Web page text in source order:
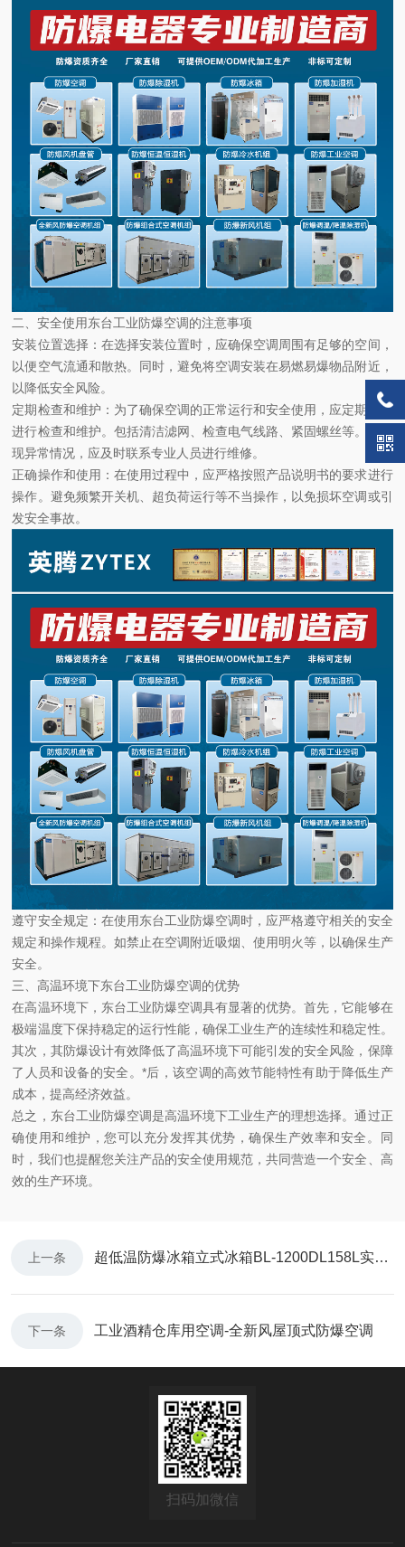
二、安全使用东台工业防爆空调的注意事项
安装位置选择：在选择安装位置时，应确保空调周围有足够的空间，
以便空气流通和散热。同时，避免将空调安装在易燃易爆物品附近，
以降低安全风险。
定期检查和维护：为了确保空调的正常运行和安全使用，应定期对其
进行检查和维护。包括清洁滤网、检查电气线路、紧固螺丝等。如发
现异常情况，应及时联系专业人员进行维修。
正确操作和使用：在使用过程中，应严格按照产品说明书的要求进行
操作。避免频繁开关机、超负荷运行等不当操作，以免损坏空调或引
发安全事故。
遵守安全规定：在使用东台工业防爆空调时，应严格遵守相关的安全
规定和操作规程。如禁止在空调附近吸烟、使用明火等，以确保生产
安全。
三、高温环境下东台工业防爆空调的优势
在高温环境下，东台工业防爆空调具有显著的优势。首先，它能够在
极端温度下保持稳定的运行性能，确保工业生产的连续性和稳定性。
其次，其防爆设计有效降低了高温环境下可能引发的安全风险，保障
了人员和设备的安全。*后，该空调的高效节能特性有助于降低生产
成本，提高经济效益。
总之，东台工业防爆空调是高温环境下工业生产的理想选择。通过正
确使用和维护，您可以充分发挥其优势，确保生产效率和安全。同
时，我们也提醒您关注产品的安全使用规范，共同营造一个安全、高
效的生产环境。
上一条 超低温防爆冰箱立式冰箱BL-1200DL158L实验室工业冰箱
下一条 工业酒精仓库用空调-全新风屋顶式防爆空调
扫码加微信